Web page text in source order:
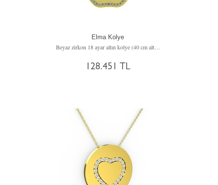
Elma Kolye
Beyaz zirkon 18 ayar altın kolye (40 cm altın rolo zincir)
128.451 TL